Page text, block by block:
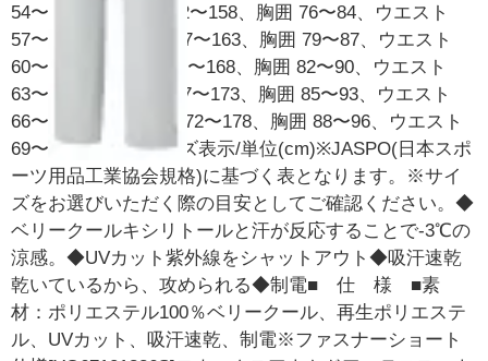
54〜62・S：身長 152〜158、胸囲 76〜84、ウエスト
57〜65・M：身長 157〜163、胸囲 79〜87、ウエスト
60〜68・L：身長 162〜168、胸囲 82〜90、ウエスト
63〜71・O：身長 167〜173、胸囲 85〜93、ウエスト
66〜74・XO：身長 172〜178、胸囲 88〜96、ウエスト
69〜77※ヌードサイズ表示/単位(cm)※JASPO(日本スポ
ーツ用品工業協会規格)に基づく表となります。※サイ
ズをお選びいただく際の目安としてご確認ください。◆
ベリークールキシリトールと汗が反応することで-3℃の
涼感。◆UVカット紫外線をシャットアウト◆吸汗速乾
乾いているから、攻められる◆制電■ 仕 様 ■素
材：ポリエステル100％ベリークール、再生ポリエステ
ル、UVカット、吸汗速乾、制電※ファスナーショート